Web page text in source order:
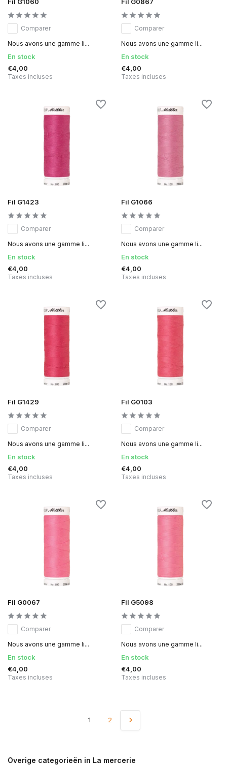
Fil G1060
Comparer
Nous avons une gamme li...
En stock
€4,00
Taxes incluses
Fil G0867
Comparer
Nous avons une gamme li...
En stock
€4,00
Taxes incluses
Fil G1423
Comparer
Nous avons une gamme li...
En stock
€4,00
Taxes incluses
Fil G1066
Comparer
Nous avons une gamme li...
En stock
€4,00
Taxes incluses
Fil G1429
Comparer
Nous avons une gamme li...
En stock
€4,00
Taxes incluses
Fil G0103
Comparer
Nous avons une gamme li...
En stock
€4,00
Taxes incluses
Fil G0067
Comparer
Nous avons une gamme li...
En stock
€4,00
Taxes incluses
Fil G5098
Comparer
Nous avons une gamme li...
En stock
€4,00
Taxes incluses
1 2
Overige categorieën in La mercerie